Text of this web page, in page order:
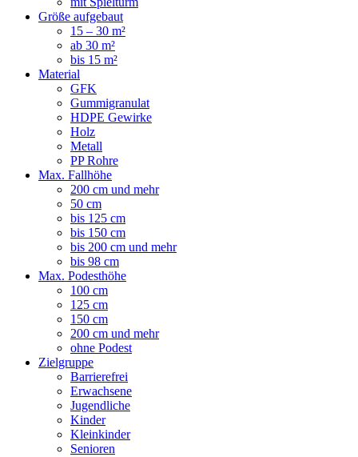
Größe aufgebaut
15 – 30 m²
ab 30 m²
bis 15 m²
Material
GFK
Gummigranulat
HDPE Gewirke
Holz
Metall
PP Rohre
Max. Fallhöhe
200 cm und mehr
50 cm
bis 125 cm
bis 150 cm
bis 200 cm und mehr
bis 98 cm
Max. Podesthöhe
100 cm
125 cm
150 cm
200 cm und mehr
ohne Podest
Zielgruppe
Barrierefrei
Erwachsene
Jugendliche
Kinder
Kleinkinder
Senioren